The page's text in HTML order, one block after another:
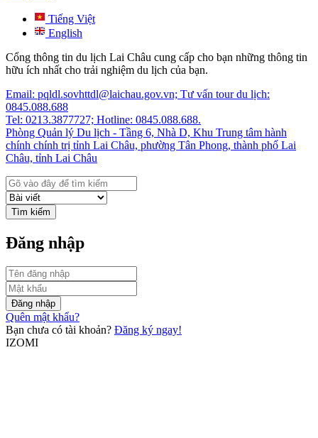
Tiếng Việt
English
Cổng thông tin du lịch Lai Châu cung cấp cho bạn những thông tin
hữu ích nhất cho trải nghiệm du lịch của bạn.
Email: pqldl.sovhttdl@laichau.gov.vn; Tư vấn tour du lịch:
0845.088.688
Tel: 0213.3877727; Hotline: 0845.088.688.
Phòng Quản lý Du lịch - Tầng 6, Nhà D, Khu Trung tâm hành
chính chính trị tỉnh Lai Châu, phường Tân Phong, thành phố Lai
Châu, tỉnh Lai Châu
Tìm kiếm
Đăng nhập
Đăng nhập
Quên mật khẩu?
Bạn chưa có tài khoản? Đăng ký ngay!
IZOMI